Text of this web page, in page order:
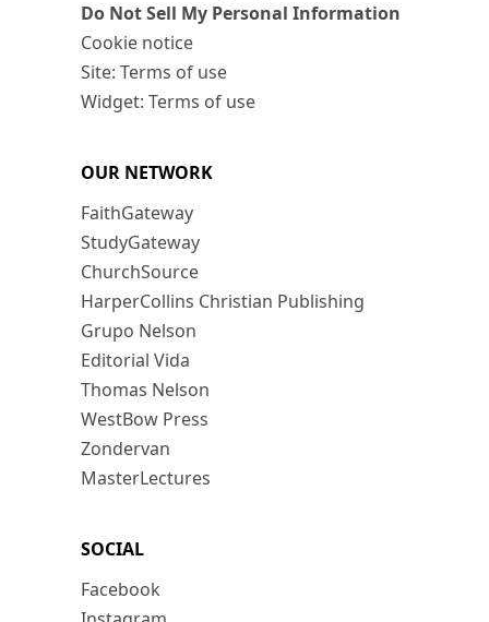
Do Not Sell My Personal Information
Cookie notice
Site: Terms of use
Widget: Terms of use
OUR NETWORK
FaithGateway
StudyGateway
ChurchSource
HarperCollins Christian Publishing
Grupo Nelson
Editorial Vida
Thomas Nelson
WestBow Press
Zondervan
MasterLectures
SOCIAL
Facebook